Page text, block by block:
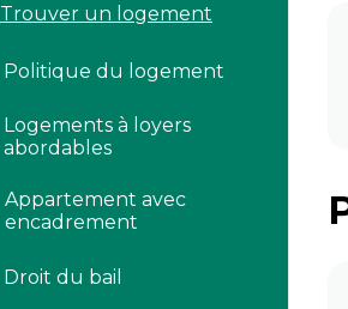
Trouver un logement
Politique du logement
Logements à loyers
abordables
Appartement avec
encadrement
Droit du bail